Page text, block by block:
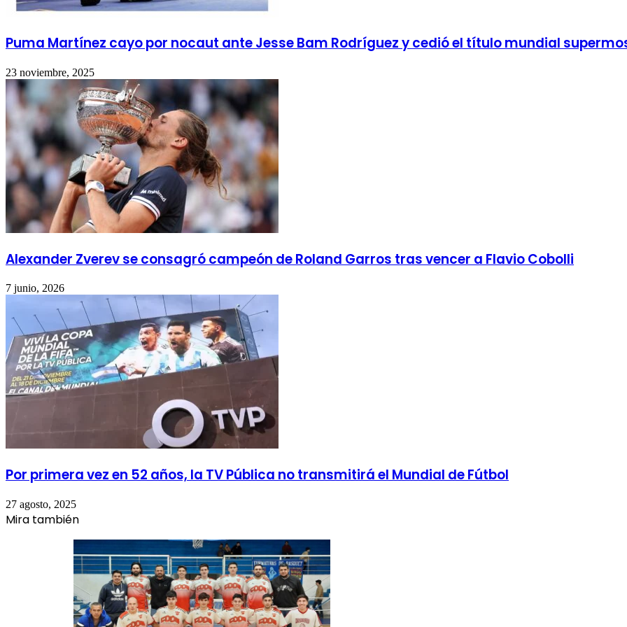
Puma Martínez cayo por nocaut ante Jesse Bam Rodríguez y cedió el título mundial
23 noviembre, 2025
Alexander Zverev se consagró campeón de Roland Garros tras vencer a Flavio Cobolli
7 junio, 2026
Por primera vez en 52 años, la TV Pública no transmitirá el Mundial de Fútbol
27 agosto, 2025
Mira también